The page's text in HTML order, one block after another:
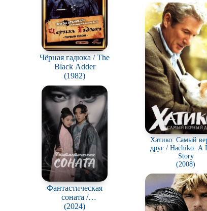
Чёрная гадюка / The
Black Adder
(1982)
Фантастическая
соната /
Hwansangyeonga
(2024)
Хатико: Самый
друг / Hachiko: A
Story
(2008)